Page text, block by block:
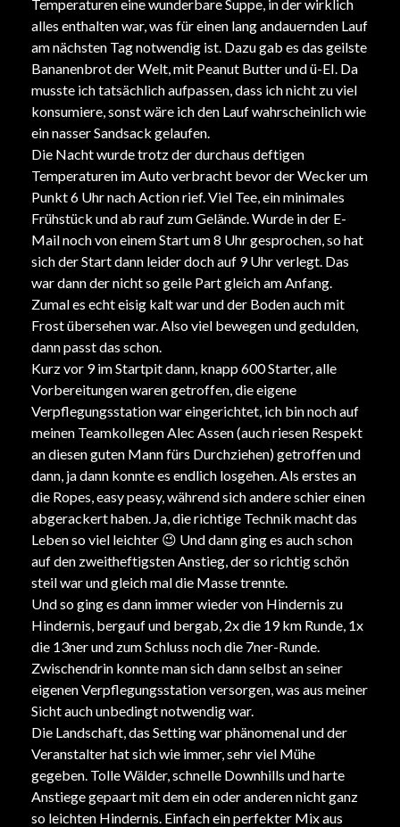
Temperaturen eine wunderbare Suppe, in der wirklich
alles enthalten war, was für einen lang andauernden Lauf
am nächsten Tag notwendig ist. Dazu gab es das geilste
Bananenbrot der Welt, mit Peanut Butter und ü-EI. Da
musste ich tatsächlich aufpassen, dass ich nicht zu viel
konsumiere, sonst wäre ich den Lauf wahrscheinlich wie
ein nasser Sandsack gelaufen.
Die Nacht wurde trotz der durchaus deftigen
Temperaturen im Auto verbracht bevor der Wecker um
Punkt 6 Uhr nach Action rief. Viel Tee, ein minimales
Frühstück und ab rauf zum Gelände. Wurde in der E-
Mail noch von einem Start um 8 Uhr gesprochen, so hat
sich der Start dann leider doch auf 9 Uhr verlegt. Das
war dann der nicht so geile Part gleich am Anfang.
Zumal es echt eisig kalt war und der Boden auch mit
Frost übersehen war. Also viel bewegen und gedulden,
dann passt das schon.
Kurz vor 9 im Startpit dann, knapp 600 Starter, alle
Vorbereitungen waren getroffen, die eigene
Verpflegungsstation war eingerichtet, ich bin noch auf
meinen TeamkollegenAlec Assen(auch riesen Respekt
an diesen guten Mann fürs Durchziehen) getroffen und
dann, ja dann konnte es endlich losgehen. Als erstes an
die Ropes, easy peasy, während sich andere schier einen
abgerackert haben. Ja, die richtige Technik macht das
Leben so viel leichter 😉 Und dann ging es auch schon
auf den zweitheftigsten Anstieg, der so richtig schön
steil war und gleich mal die Masse trennte.
Und so ging es dann immer wieder von Hindernis zu
Hindernis, bergauf und bergab, 2x die 19 km Runde, 1x
die 13ner und zum Schluss noch die 7ner-Runde.
Zwischendrin konnte man sich dann selbst an seiner
eigenen Verpflegungsstation versorgen, was aus meiner
Sicht auch unbedingt notwendig war.
Die Landschaft, das Setting war phänomenal und der
Veranstalter hat sich wie immer, sehr viel Mühe
gegeben. Tolle Wälder, schnelle Downhills und harte
Anstiege gepaart mit dem ein oder anderen nicht ganz
so leichten Hindernis. Einfach ein perfekter Mix aus